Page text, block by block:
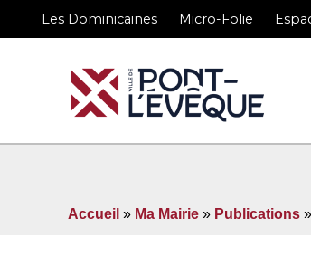
Les Dominicaines Micro-Folie
Accueil » Ma Mairie » Publications »